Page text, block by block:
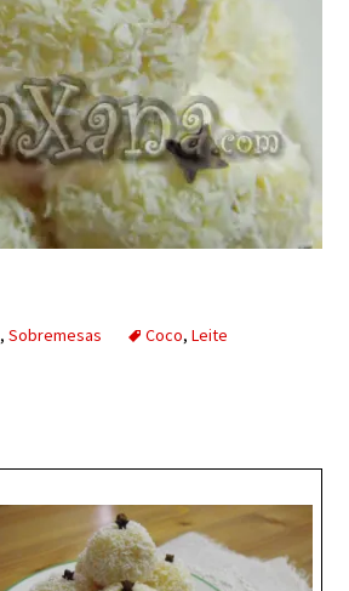
, Sobremesas Coco, Leite